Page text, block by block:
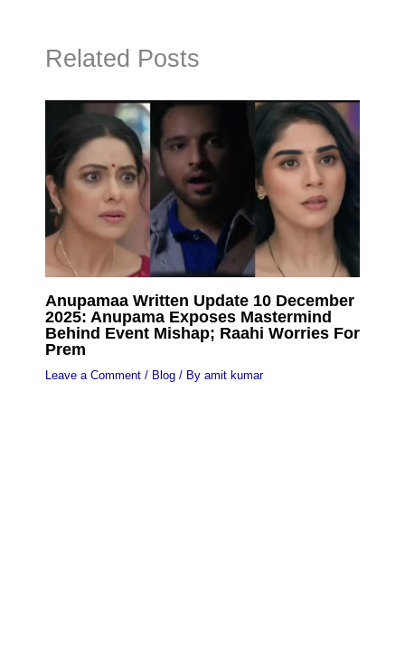
Related Posts
Anupamaa Written Update 10 December
2025: Anupama Exposes Mastermind
Behind Event Mishap; Raahi Worries For
Prem
Leave a Comment / Blog/ By amit kumar